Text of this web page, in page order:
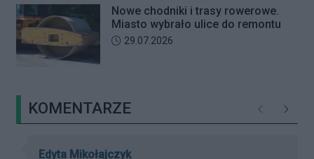
Nowe chodniki i trasy rowerowe.
Miasto wybrało ulice do remontu
Data dodania artykułu:
29.07.2026
KOMENTARZE Poprzednie
Autor komentarza:
Edyta Mikołajczyk